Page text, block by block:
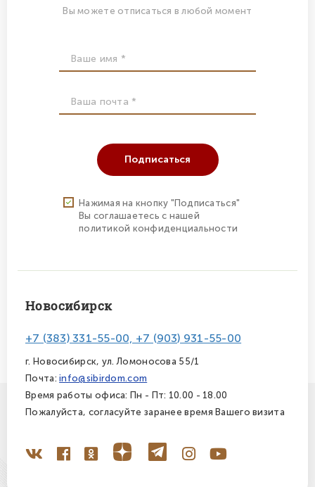
Вы можете отписаться в любой момент
Подписаться
Нажимая на кнопку "Подписаться"
Вы соглашаетесь с нашей
политикой конфиденциальности
Новосибирск
+7 (383) 331-55-00, +7 (903) 931-55-00
г. Новосибирск, ул. Ломоносова 55/1
Почта:info@sibirdom.com
Время работы офиса: Пн - Пт: 10.00 - 18.00
Пожалуйста, согласуйте заранее время Вашего визита